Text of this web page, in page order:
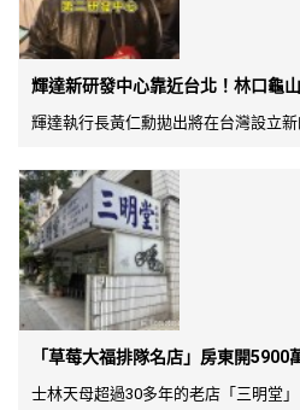
輝達新研發中心靠近台北！林口龜
輝達執行長黃仁勳拋出將在台灣設立
「草莓大福排隊名店」房東開
士林天母超過30多年的老店「三明堂